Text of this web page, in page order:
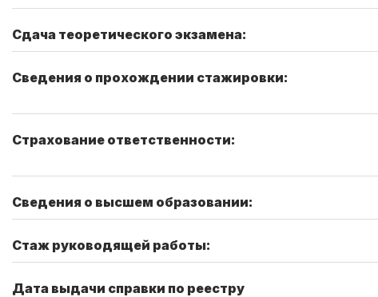
Сдача теоретического экзамена:
Сведения о прохождении стажировки:
Страхование ответственности:
Сведения о высшем образовании:
Стаж руководящей работы:
Дата выдачи справки по реестру